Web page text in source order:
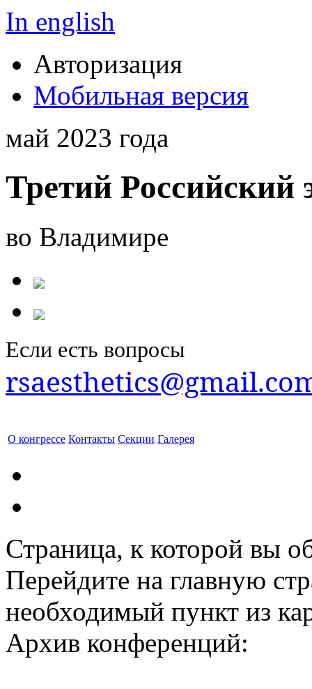
In english
Авторизация
Мобильная версия
май 2023 года
Третий Российский
во Владимире
Если есть вопросы
О конгрессе Контакты Секции Галерея
Страница, к которой вы
Перейдите на главную
необходимый пункт из
Архив конференций: